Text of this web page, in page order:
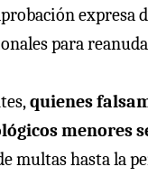
expresa
para
quienes
menores
multas hasta la